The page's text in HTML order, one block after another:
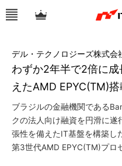
わずか2年半で2倍に
えたAMD EPYC(TM)
デル・テクノロジーズ株式会
ブラジルの金融機関である
クの法人向け融資を円滑に
張性を備えたIT基盤を構築し
第3世代AMD EPYC(TM)プロ